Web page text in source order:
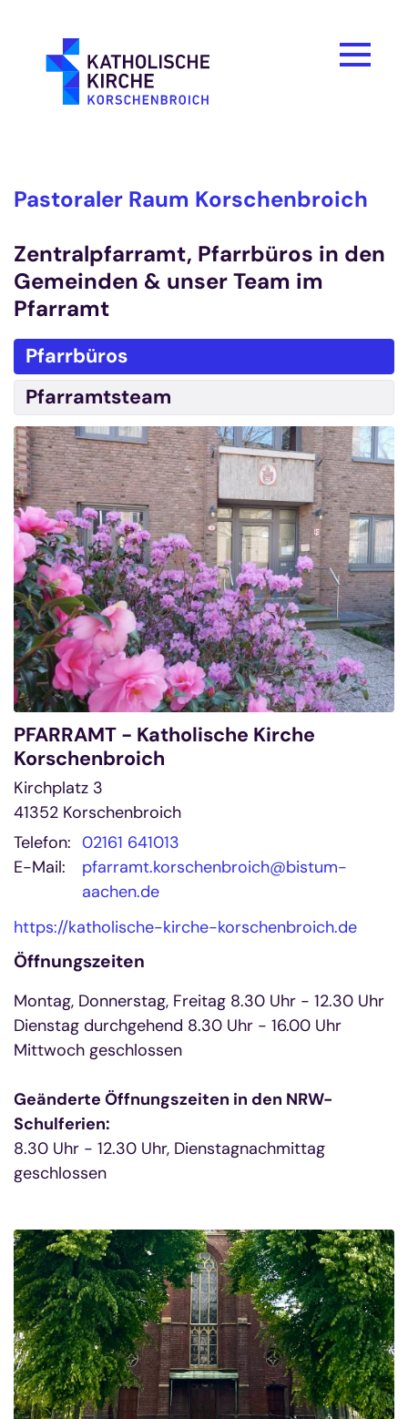
Pastoraler Raum Korschenbroich
Zentralpfarramt, Pfarrbüros in den
Gemeinden & unser Team im
Pfarramt
Pfarrbüros
Pfarramtsteam
PFARRAMT - Katholische Kirche
Korschenbroich
Kirchplatz 3
41352 Korschenbroich
Telefon: 02161 641013
E-Mail:
pfarramt.korschenbroich@bistum-
aachen.de
https://katholische-kirche-korschenbroich.de
Öffnungszeiten
Montag, Donnerstag, Freitag 8.30 Uhr - 12.30 Uhr
Dienstag durchgehend 8.30 Uhr - 16.00 Uhr
Mittwoch geschlossen
Geänderte Öffnungszeiten in den NRW-
Schulferien:
8.30 Uhr - 12.30 Uhr, Dienstagnachmittag
geschlossen